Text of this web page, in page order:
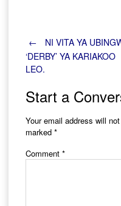
Post
navigation
←
NI VITA YA
‘DERBY’ YA KARIAKOO
LEO.
Start a
Your email address will
marked *
Comment *